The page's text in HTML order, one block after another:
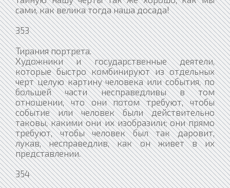
сами, как велика тогда наша досада!
353
Тирания портрета.
Художники и государственные деятели,
которые быстро комбинируют из отдельных
черт целую картину человека или события, по
большей части несправедливы в том
отношении, что они потом требуют, чтобы
событие или человек были действительно
таковы, какими они их изобразили; они прямо
требуют, чтобы человек был так даровит,
лукав, несправедлив, как он живет в их
представлении.
354